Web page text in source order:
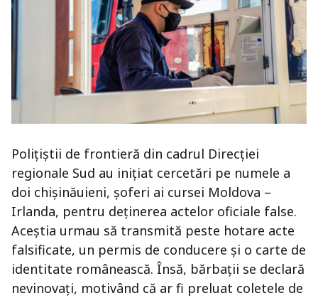
Polițiștii de frontieră din cadrul Direcției
regionale Sud au inițiat cercetări pe numele a
doi chișinăuieni, șoferi ai cursei Moldova –
Irlanda, pentru deținerea actelor oficiale false.
Aceștia urmau să transmită peste hotare acte
falsificate, un permis de conducere și o carte de
identitate românească. Însă, bărbații se declară
nevinovați, motivând că ar fi preluat coletele de